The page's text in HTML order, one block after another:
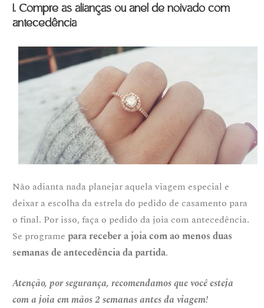
1. Compre as alianças ou anel de noivado com
antecedência
Não adianta nada planejar aquela viagem especial e
deixar a escolha da estrela do pedido de casamento para
o final. Por isso, faça o pedido da joia com antecedência.
Se programe para receber a joia com ao menos duas
semanas de antecedência da partida.
Atenção, por segurança, recomendamos que você esteja
com a joia em mãos 2 semanas antes da viagem!